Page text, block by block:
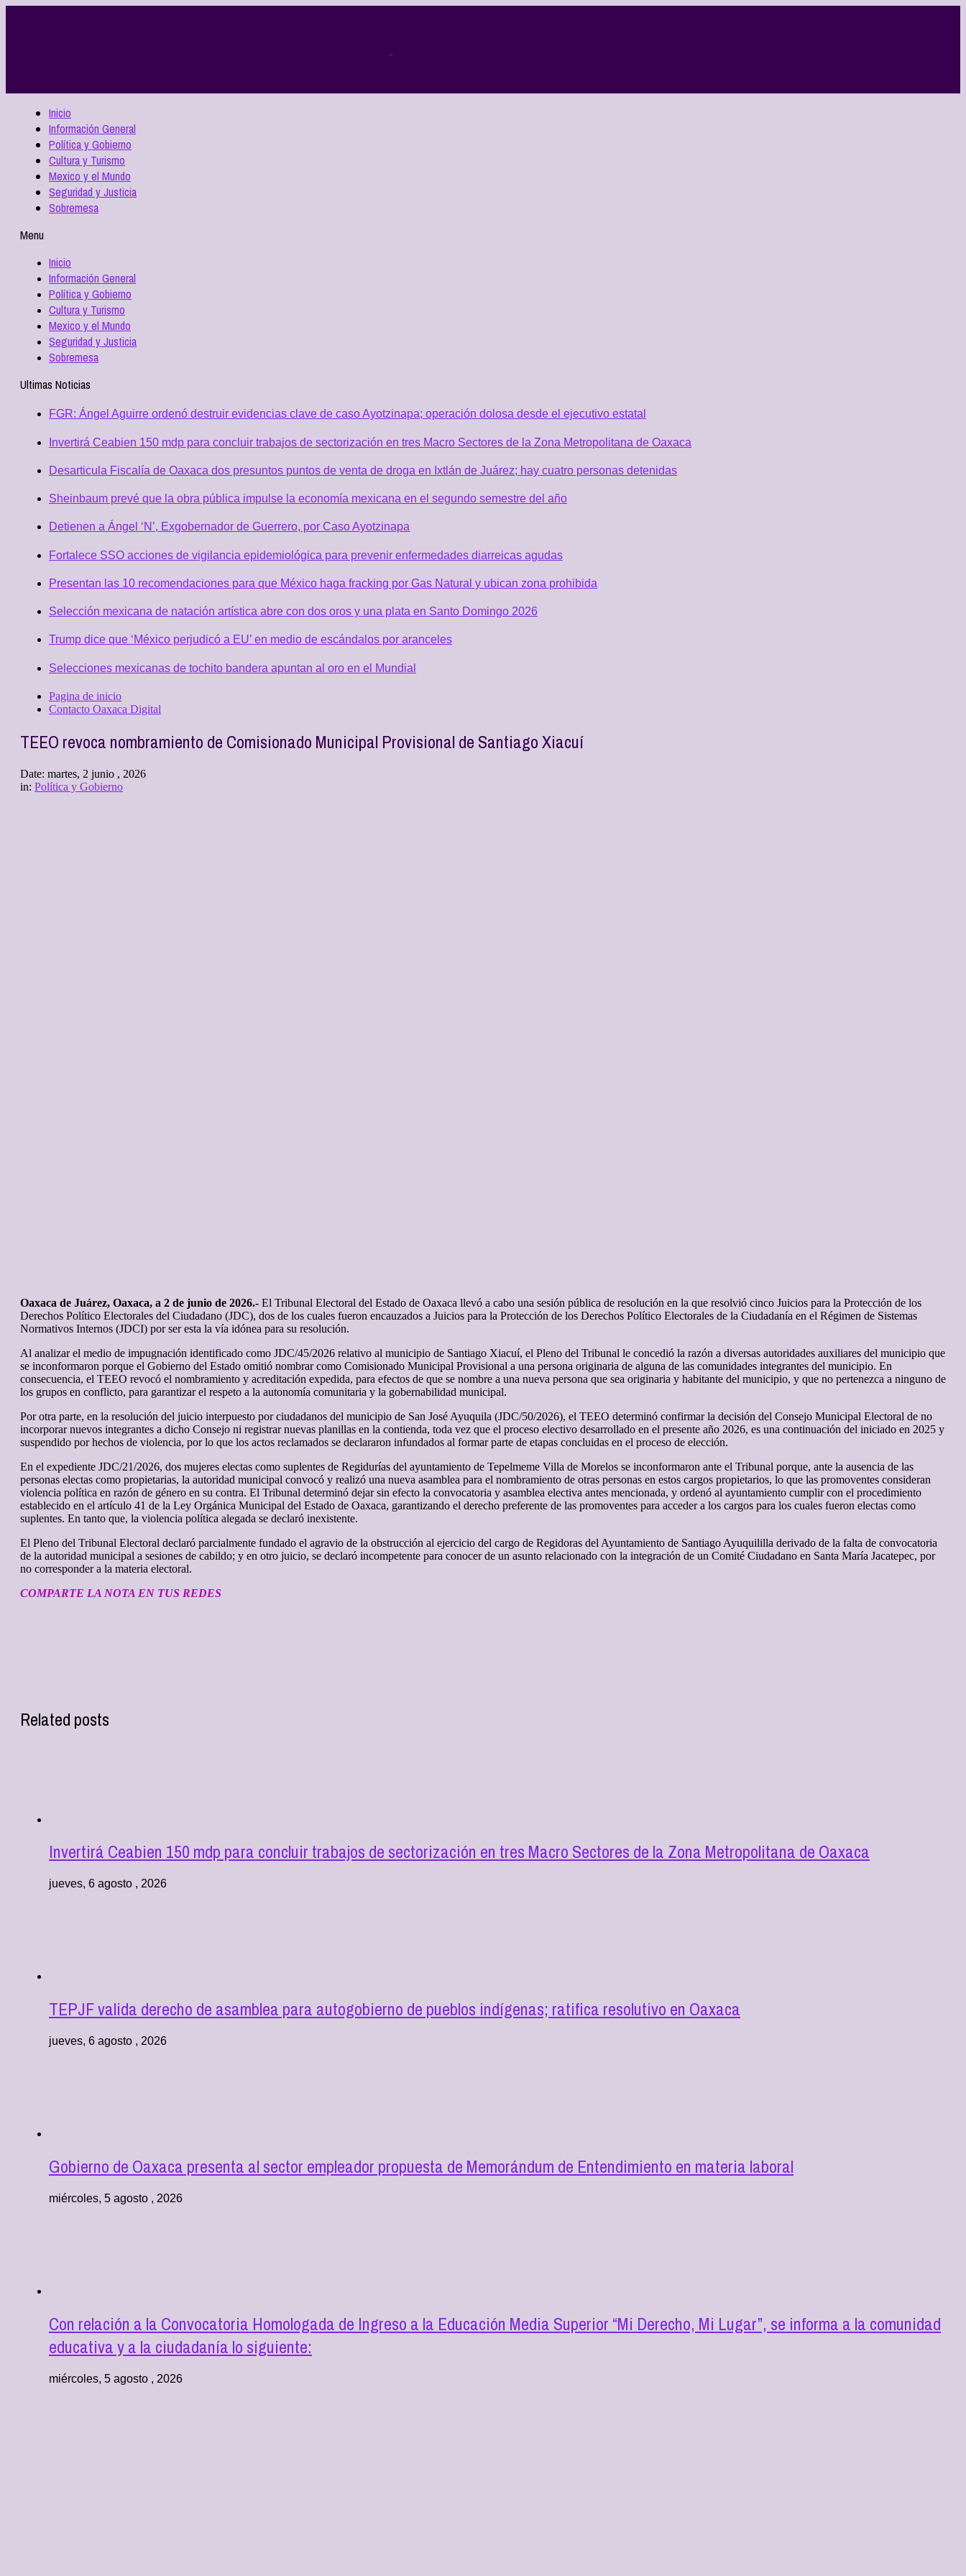
Inicio
Información General
Política y Gobierno
Cultura y Turismo
Mexico y el Mundo
Seguridad y Justicia
Sobremesa
Menu
Inicio
Información General
Política y Gobierno
Cultura y Turismo
Mexico y el Mundo
Seguridad y Justicia
Sobremesa
Ultimas Noticias
FGR: Ángel Aguirre ordenó destruir evidencias clave de caso Ayotzinapa; operación dolosa desde el ejecutivo estatal
Invertirá Ceabien 150 mdp para concluir trabajos de sectorización en tres Macro Sectores de la Zona Metropolitana de Oaxaca
Desarticula Fiscalía de Oaxaca dos presuntos puntos de venta de droga en Ixtlán de Juárez; hay cuatro personas detenidas
Sheinbaum prevé que la obra pública impulse la economía mexicana en el segundo semestre del año
Detienen a Ángel ‘N’, Exgobernador de Guerrero, por Caso Ayotzinapa
Fortalece SSO acciones de vigilancia epidemiológica para prevenir enfermedades diarreicas agudas
Presentan las 10 recomendaciones para que México haga fracking por Gas Natural y ubican zona prohibida
Selección mexicana de natación artística abre con dos oros y una plata en Santo Domingo 2026
Trump dice que ‘México perjudicó a EU’ en medio de escándalos por aranceles
Selecciones mexicanas de tochito bandera apuntan al oro en el Mundial
Pagina de inicio
Contacto Oaxaca Digital
TEEO revoca nombramiento de Comisionado Municipal Provisional de Santiago Xiacuí
Date: martes, 2 junio , 2026
in: Política y Gobierno
Oaxaca de Juárez, Oaxaca, a 2 de junio de 2026.- El Tribunal Electoral del Estado de Oaxaca llevó a cabo una sesión pública de resolución en la que resolvió cinco Juicios para la Protección de los
Derechos Político Electorales del Ciudadano (JDC), dos de los cuales fueron encauzados a Juicios para la Protección de los Derechos Político Electorales de la Ciudadanía en el Régimen de Sistemas
Normativos Internos (JDCI) por ser esta la vía idónea para su resolución.
Al analizar el medio de impugnación identificado como JDC/45/2026 relativo al municipio de Santiago Xiacuí, el Pleno del Tribunal le concedió la razón a diversas autoridades auxiliares del municipio que
se inconformaron porque el Gobierno del Estado omitió nombrar como Comisionado Municipal Provisional a una persona originaria de alguna de las comunidades integrantes del municipio. En
consecuencia, el TEEO revocó el nombramiento y acreditación expedida, para efectos de que se nombre a una nueva persona que sea originaria y habitante del municipio, y que no pertenezca a ninguno de
los grupos en conflicto, para garantizar el respeto a la autonomía comunitaria y la gobernabilidad municipal.
Por otra parte, en la resolución del juicio interpuesto por ciudadanos del municipio de San José Ayuquila (JDC/50/2026), el TEEO determinó confirmar la decisión del Consejo Municipal Electoral de no
incorporar nuevos integrantes a dicho Consejo ni registrar nuevas planillas en la contienda, toda vez que el proceso electivo desarrollado en el presente año 2026, es una continuación del iniciado en 2025 y
suspendido por hechos de violencia, por lo que los actos reclamados se declararon infundados al formar parte de etapas concluidas en el proceso de elección.
En el expediente JDC/21/2026, dos mujeres electas como suplentes de Regidurías del ayuntamiento de Tepelmeme Villa de Morelos se inconformaron ante el Tribunal porque, ante la ausencia de las
personas electas como propietarias, la autoridad municipal convocó y realizó una nueva asamblea para el nombramiento de otras personas en estos cargos propietarios, lo que las promoventes consideran
violencia política en razón de género en su contra. El Tribunal determinó dejar sin efecto la convocatoria y asamblea electiva antes mencionada, y ordenó al ayuntamiento cumplir con el procedimiento
establecido en el artículo 41 de la Ley Orgánica Municipal del Estado de Oaxaca, garantizando el derecho preferente de las promoventes para acceder a los cargos para los cuales fueron electas como
suplentes. En tanto que, la violencia política alegada se declaró inexistente.
El Pleno del Tribunal Electoral declaró parcialmente fundado el agravio de la obstrucción al ejercicio del cargo de Regidoras del Ayuntamiento de Santiago Ayuquililla derivado de la falta de convocatoria
de la autoridad municipal a sesiones de cabildo; y en otro juicio, se declaró incompetente para conocer de un asunto relacionado con la integración de un Comité Ciudadano en Santa María Jacatepec, por
no corresponder a la materia electoral.
COMPARTE LA NOTA EN TUS REDES
Related posts
Invertirá Ceabien 150 mdp para concluir trabajos de sectorización en tres Macro Sectores de la Zona Metropolitana de Oaxaca
jueves, 6 agosto , 2026
TEPJF valida derecho de asamblea para autogobierno de pueblos indígenas; ratifica resolutivo en Oaxaca
jueves, 6 agosto , 2026
Gobierno de Oaxaca presenta al sector empleador propuesta de Memorándum de Entendimiento en materia laboral
miércoles, 5 agosto , 2026
Con relación a la Convocatoria Homologada de Ingreso a la Educación Media Superior “Mi Derecho, Mi Lugar”, se informa a la comunidad
educativa y a la ciudadanía lo siguiente:
miércoles, 5 agosto , 2026